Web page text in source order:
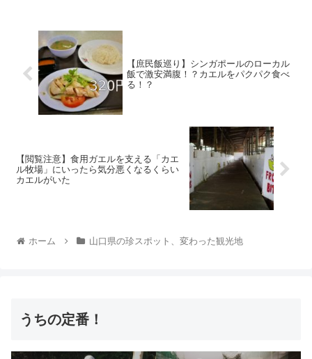
【庶民飯巡り】シンガポールのローカル
飯で激安満腹！？カエルをパクパク食べ
る！？
【閲覧注意】食用ガエルを支える「カエ
ル牧場」にいったら気分悪くなるくらい
カエルがいた
ホーム 山口県の珍スポット、変わった観光地
うちの定番！